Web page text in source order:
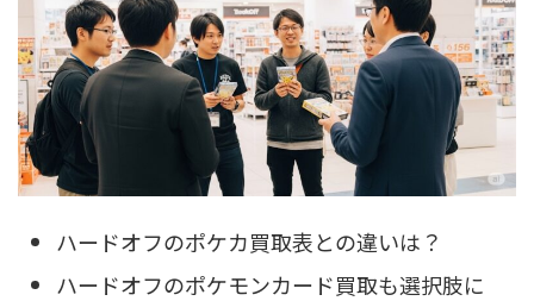
ハードオフのポケカ買取表との違いは？
ハードオフのポケモンカード買取も選択肢に